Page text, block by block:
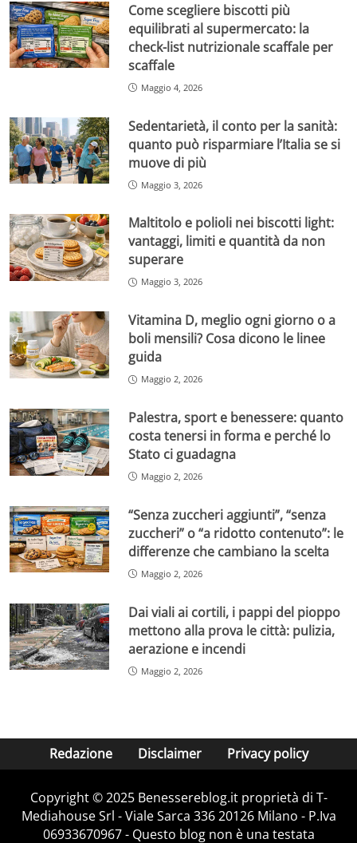
Come scegliere biscotti più
equilibrati al supermercato: la
check-list nutrizionale scaffale per
scaffale
Maggio 4, 2026
Sedentarietà, il conto per la sanità:
quanto può risparmiare l’Italia se si
muove di più
Maggio 3, 2026
Maltitolo e polioli nei biscotti light:
vantaggi, limiti e quantità da non
superare
Maggio 3, 2026
Vitamina D, meglio ogni giorno o a
boli mensili? Cosa dicono le linee
guida
Maggio 2, 2026
Palestra, sport e benessere: quanto
costa tenersi in forma e perché lo
Stato ci guadagna
Maggio 2, 2026
“Senza zuccheri aggiunti”, “senza
zuccheri” o “a ridotto contenuto”: le
differenze che cambiano la scelta
Maggio 2, 2026
Dai viali ai cortili, i pappi del pioppo
mettono alla prova le città: pulizia,
aerazione e incendi
Maggio 2, 2026
Redazione Disclaimer Privacy policy
Copyright © 2025 Benessereblog.it proprietà di T-
Mediahouse Srl - Viale Sarca 336 20126 Milano - P.Iva
06933670967 - Questo blog non è una testata